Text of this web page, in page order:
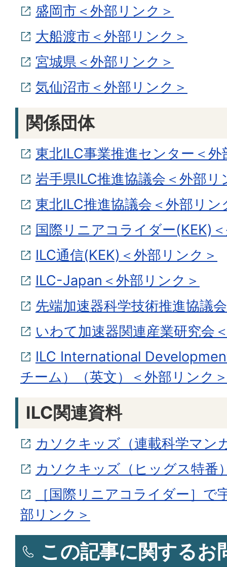
盛岡市＜外部リンク＞
大船渡市＜外部リンク＞
宮城県＜外部リンク＞
気仙沼市＜外部リンク＞
関係団体
東北ILC事業推進センター＜
岩手県ILC推進協議会＜外部リ
東北ILC推進協議会＜外部リン
国際リニアコライダー(KEK)
ILC通信(KEK)＜外部リンク＞
ILC-Japan＜外部リンク＞
先端加速器科学技術推進協議
いわて加速器関連産業研究会
ILC International
チーム）（英文）＜外部リンク
ILC関連資料
カソクキッズ（連載科学マン
カソクキッズ（ヒッグス特番
［国際リニアコライダー］で
部リンク＞
この記事に関するお